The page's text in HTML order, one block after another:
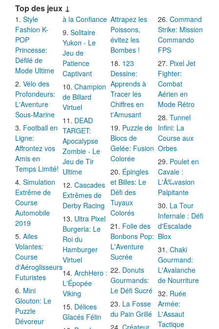
Top des jeux ↓
Style
Fashion K-
POP
Princesse:
Défilé de
Mode Ultime
Vélo des
Profondeurs:
L'Aventure
Sous-Marine
Football en
Ligne:
Affrontez vos
Amis en
Temps Limité!
Simulation
Extrême de
Course
Automobile
2019
Ailes
Volantes:
Course
d'Aéroglisseurs
Futuristes
Mini
Glouton: Le
Puzzle
Dévoreur
à la Confiance
Solitaire
Yukon - Le
Jeu de
Patience
Captivant
Champion
de Billard
Virtuel
DEAD
TARGET:
Apocalypse
Zombie - Le
Jeu de Tir
Ultime
Cascades
Extrêmes de
Derby Racing
Ultra Pixel
Burgeria: Le
Roi du
Hamburger
Virtuel
ArchHero :
L'Épopée
Viking
Délices
Glacés Félin
Attrapez les
Poissons,
évitez les
Bombes !
123
Dessine:
Apprends à
Tracer les
Chiffres en
t'Amusant
Puzzle de
Blocs de
Gelée: Fusion
Colorée
Épingles
et Billes: Le
Défi des
Tuyaux
Colorés
Folie des
Bonbons Pop:
L'Aventure
Sucrée
Donuts
Gourmands:
Le Défi Sucré
La Fosse
du Pain Grillé
Créateur
Command
Strike: Mission
Commando
FPS
Pixel Jet
Fighter:
Combat
Aérien en
Mode Rétro
Tunnel
Infini: La
Course aux
Orbes
Poulet en
Cavale :
L'Ã‰vasion
Palpitante
La Tour
Infernale : Défi
d'Escalade
Blox
Chaki
Gourmand:
L'Avalanche
de Nourriture
Ruée
Armée:
L'Assaut
Tactique